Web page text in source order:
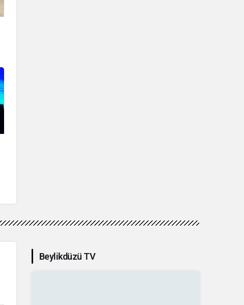
Beylikdüzü TV